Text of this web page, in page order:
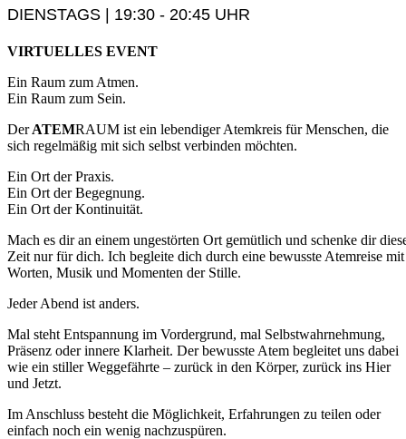
DIENSTAGS | 19:30 - 20:45 UHR
VIRTUELLES EVENT
Ein Raum zum Atmen.
Ein Raum zum Sein.
DerATEMRAUM ist ein lebendiger Atemkreis für Menschen, die
sich regelmäßig mit sich selbst verbinden möchten.
Ein Ort der Praxis.
Ein Ort der Begegnung.
Ein Ort der Kontinuität.
Mach es dir an einem ungestörten Ort gemütlich und schenke dir
Zeit nur für dich. Ich begleite dich durch eine bewusste Atemreise mit
Worten, Musik und Momenten der Stille.
Jeder Abend ist anders.
Mal steht Entspannung im Vordergrund, mal Selbstwahrnehmung,
Präsenz oder innere Klarheit. Der bewusste Atem begleitet uns dabei
wie ein stiller Weggefährte – zurück in den Körper, zurück ins Hier
und Jetzt.
Im Anschluss besteht die Möglichkeit, Erfahrungen zu teilen oder
einfach noch ein wenig nachzuspüren.